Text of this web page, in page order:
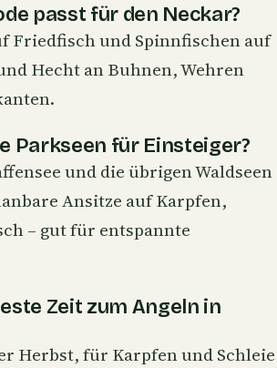
passt für den Neckar?
Friedfisch und Spinnfischen auf
Hecht an Buhnen, Wehren
Parkseen für Einsteiger?
und die übrigen Waldseen
Ansitze auf Karpfen,
– gut für entspannte
Zeit zum Angeln in
Herbst, für Karpfen und Schleie